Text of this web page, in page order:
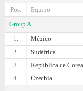
Pos.
Equipo
Group A
1.
México
2.
Sudáfrica
3.
República de Corea
4.
Czechia